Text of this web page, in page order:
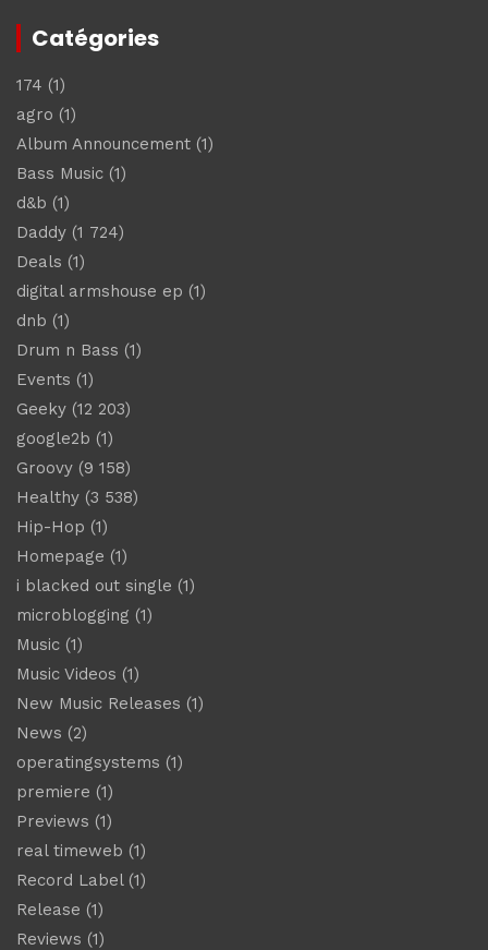
Catégories
174 (1)
agro (1)
Album Announcement (1)
Bass Music (1)
d&b (1)
Daddy (1 724)
Deals (1)
digital armshouse ep (1)
dnb (1)
Drum n Bass (1)
Events (1)
Geeky (12 203)
google2b (1)
Groovy (9 158)
Healthy (3 538)
Hip-Hop (1)
Homepage (1)
i blacked out single (1)
microblogging (1)
Music (1)
Music Videos (1)
New Music Releases (1)
News (2)
operatingsystems (1)
premiere (1)
Previews (1)
real timeweb (1)
Record Label(1)
Release (1)
Reviews (1)